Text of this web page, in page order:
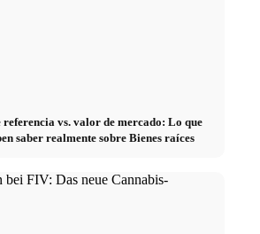
referencia vs. valor de mercado: Lo que
saber realmente sobre Bienes raíces